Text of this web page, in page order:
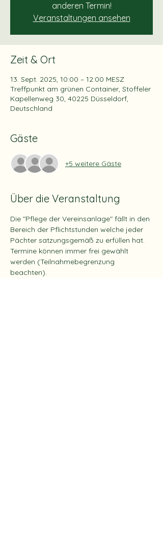
anderen Termin!
Veranstaltungen ansehen
Zeit & Ort
13. Sept. 2025, 10:00 – 12:00 MESZ
Treffpunkt am grünen Container, Stoffeler
Kapellenweg 30, 40225 Düsseldorf,
Deutschland
Gäste
+5 weitere Gäste
Über die Veranstaltung
Die "Pflege der Vereinsanlage" fällt in den
Bereich der Pflichtstunden welche jeder
Pächter satzungsgemäß zu erfüllen hat.
Termine können immer frei gewählt
werden (Teilnahmebegrenzung
beachten).